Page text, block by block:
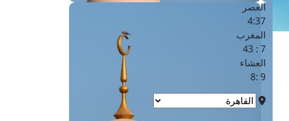
العصر
4:37
المغرب
7 : 43
العشاء
9 :8